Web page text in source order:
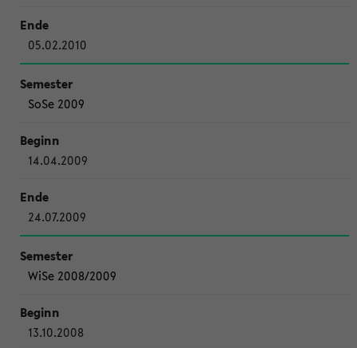
05.02.2010
SoSe 2009
14.04.2009
24.07.2009
WiSe 2008/2009
13.10.2008